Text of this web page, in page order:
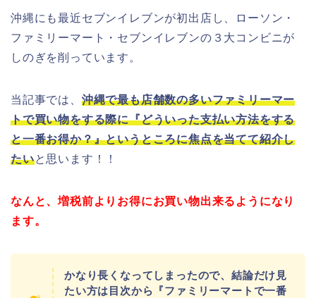
沖縄にも最近セブンイレブンが初出店し、ローソン・
ファミリーマート・セブンイレブンの３大コンビニが
しのぎを削っています。
当記事では、 沖縄で最も店舗数の多いファミリーマー
トで買い物をする際に『どういった支払い方法をする
と一番お得か？』というところに焦点を当てて紹介し
たいと思います！！
なんと、増税前よりお得にお買い物出来るようになり
ます。
かなり長くなってしまったので、結論だけ見
たい方は目次から『ファミリーマートで一番